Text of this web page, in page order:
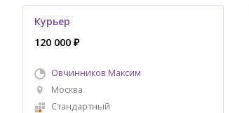
Курьер
120 000 ₽
Овчинников Максим
Москва
Стандартный